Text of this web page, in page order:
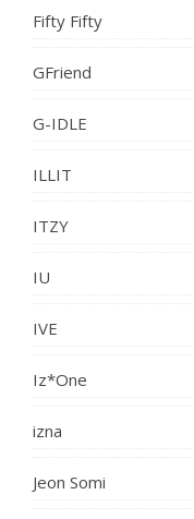
Fifty Fifty
GFriend
G-IDLE
ILLIT
ITZY
IU
IVE
Iz*One
izna
Jeon Somi